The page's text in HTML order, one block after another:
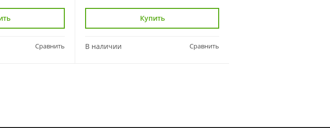
Сравнить
Купить
В наличии Сравнить